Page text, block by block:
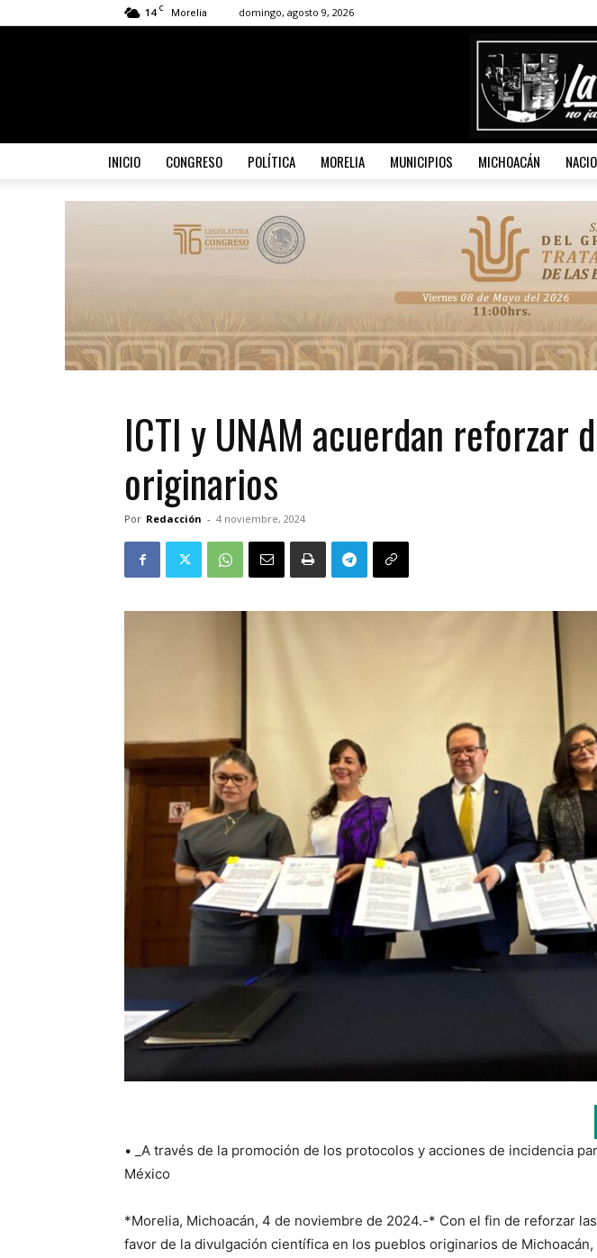
14 C Morelia domingo, agosto 9, 2026
INICIO CONGRESO POLÍTICA MORELIA MUNICIPIOS MICHOACÁN
ICTI y UNAM acuerdan
originarios
Por Redacción - 4 noviembre, 2024
• _A través de la promoción de los protocolos y acciones de incidencia
México
*Morelia, Michoacán, 4 de noviembre de 2024.-* Con el fin de reforzar
favor de la divulgación científica en los pueblos originarios de